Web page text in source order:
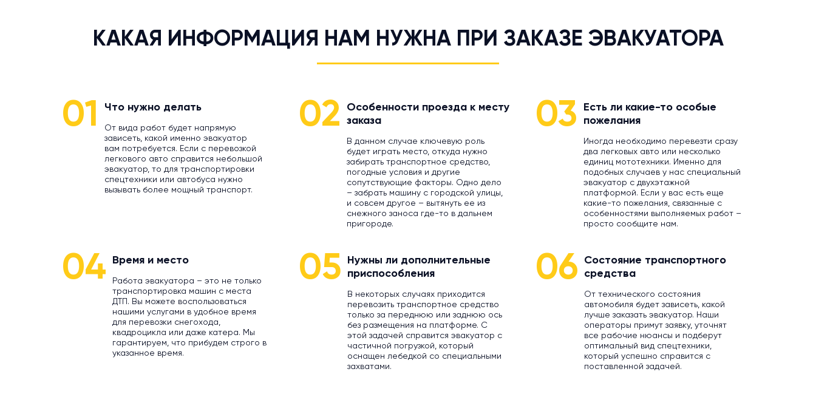
КАКАЯ ИНФОРМАЦИЯ НАМ НУЖНА ПРИ ЗАКАЗЕ ЭВАКУАТОРА
01 Что нужно делать
От вида работ будет напрямую
зависеть, какой именно эвакуатор
вам потребуется. Если с перевозкой
легкового авто справится небольшой
эвакуатор, то для транспортировки
спецтехники или автобуса нужно
вызывать более мощный транспорт.
02
Особенности проезда к месту
заказа
В данном случае ключевую роль
будет играть место, откуда нужно
забирать транспортное средство,
погодные условия и другие
сопутствующие факторы. Одно дело
– забрать машину с городской улицы,
и совсем другое – вытянуть ее из
снежного заноса где-то в дальнем
пригороде.
03
Есть ли какие-то особые
пожелания
Иногда необходимо перевезти сразу
два легковых авто или несколько
единиц мототехники. Именно для
подобных случаев у нас специальный
эвакуатор с двухэтажной
платформой. Если у вас есть еще
какие-то пожелания, связанные с
особенностями выполняемых работ –
просто сообщите нам.
04 Время и место
Работа эвакуатора – это не только
транспортировка машин с места
ДТП. Вы можете воспользоваться
нашими услугами в удобное время
для перевозки снегохода,
квадроцикла или даже катера. Мы
гарантируем, что прибудем строго в
указанное время.
05
Нужны ли дополнительные
приспособления
В некоторых случаях приходится
перевозить транспортное средство
только за переднюю или заднюю ось
без размещения на платформе. С
этой задачей справится эвакуатор с
частичной погрузкой, который
оснащен лебедкой со специальными
захватами.
06
Состояние транспортного
средства
От технического состояния
автомобиля будет зависеть, какой
лучше заказать эвакуатор. Наши
операторы примут заявку, уточнят
все рабочие нюансы и подберут
оптимальный вид спецтехники,
который успешно справится с
поставленной задачей.